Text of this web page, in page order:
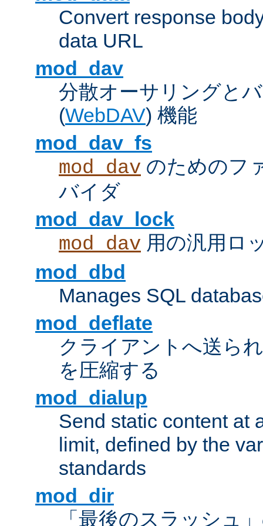
Convert response
data URL
mod_dav
分散オーサリングと
(WebDAV) 機能
mod_dav_fs
mod_dav のためのフ
バイダ
mod_dav_lock
mod_dav 用の汎用ロ
mod_dbd
Manages SQL
mod_deflate
クライアントへ送ら
を圧縮する
mod_dialup
Send static content at
limit, defined by the
standards
mod_dir
「最後のスラッシュ